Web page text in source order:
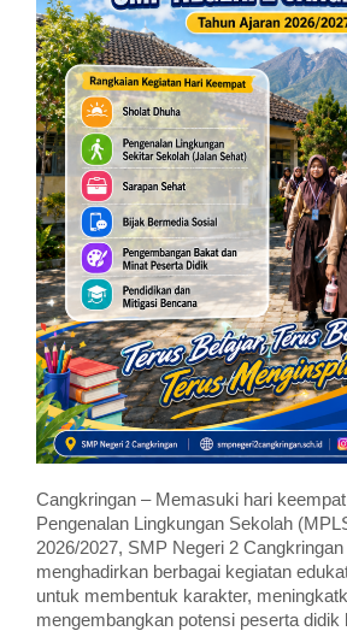
Cangkringan – Memasuki hari
Pengenalan Lingkungan Sekolah
2026/2027, SMP Negeri 2
menghadirkan berbagai kegiatan
untuk membentuk karakter,
mengembangkan potensi peserta didik